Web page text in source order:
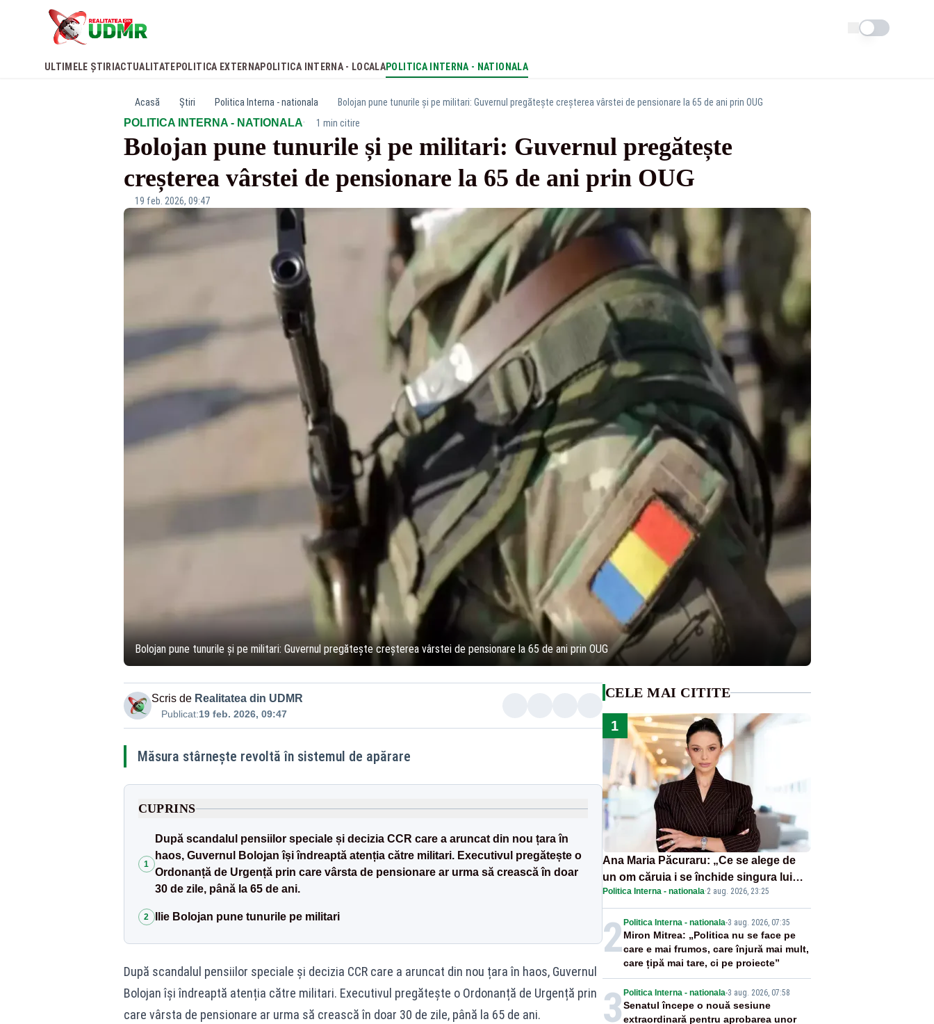
Schimba tema
ULTIMELE ȘTIRI ACTUALITATE POLITICA EXTERNAPOLITICA INTERNA - LOCALAPOLITICA INTERNA - NATIONALA
Acasă Știri Politica Interna - nationala Bolojan pune tunurile și pe militari: Guvernul pregătește creșterea vârstei de pensionare la 65 de ani prin OUG
POLITICA INTERNA - NATIONALA· 1 min citire
Bolojan pune tunurile și pe militari: Guvernul pregătește
creșterea vârstei de pensionare la 65 de ani prin OUG
19 feb. 2026, 09:47
Bolojan pune tunurile și pe militari: Guvernul pregătește creșterea vârstei de pensionare la 65 de ani prin OUG
Scris de Realitatea din UDMR
Publicat:19 feb. 2026, 09:47
Măsura stârnește revoltă în sistemul de apărare
CUPRINS
1
După scandalul pensiilor speciale și decizia CCR care a aruncat din nou țara în
haos, Guvernul Bolojan își îndreaptă atenția către militari. Executivul pregătește o
Ordonanță de Urgență prin care vârsta de pensionare ar urma să crească în doar
30 de zile, până la 65 de ani.
2 Ilie Bolojan pune tunurile pe militari
După scandalul pensiilor speciale și decizia CCR care a aruncat din nou țara în haos, Guvernul
Bolojan își îndreaptă atenția către militari. Executivul pregătește o Ordonanță de Urgență prin
care vârsta de pensionare ar urma să crească în doar 30 de zile, până la 65 de ani.
CELE MAI CITITE
1
Ana Maria Păcuraru: „Ce se alege de
un om căruia i se închide singura lui
portiță?”
Politica Interna - nationala·2 aug. 2026, 23:25
2 Politica Interna - nationala-3 aug. 2026, 07:35
Miron Mitrea: „Politica nu se face pe
care e mai frumos, care înjură mai mult,
care țipă mai tare, ci pe proiecte”
3 Politica Interna - nationala-3 aug. 2026, 07:58
Senatul începe o nouă sesiune
extraordinară pentru aprobarea unor